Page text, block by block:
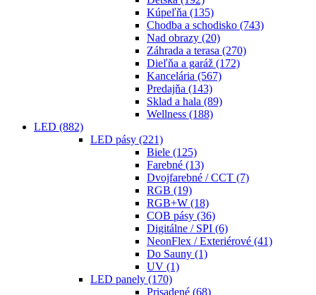
Kúpeľňa (135)
Chodba a schodisko (743)
Nad obrazy (20)
Záhrada a terasa (270)
Dieľňa a garáž (172)
Kancelária (567)
Predajňa (143)
Sklad a hala (89)
Wellness (188)
LED (882)
LED pásy (221)
Biele (125)
Farebné (13)
Dvojfarebné / CCT (7)
RGB (19)
RGB+W (18)
COB pásy (36)
Digitálne / SPI (6)
NeonFlex / Exteriérové (41)
Do Sauny (1)
UV (1)
LED panely (170)
Prisadené (68)